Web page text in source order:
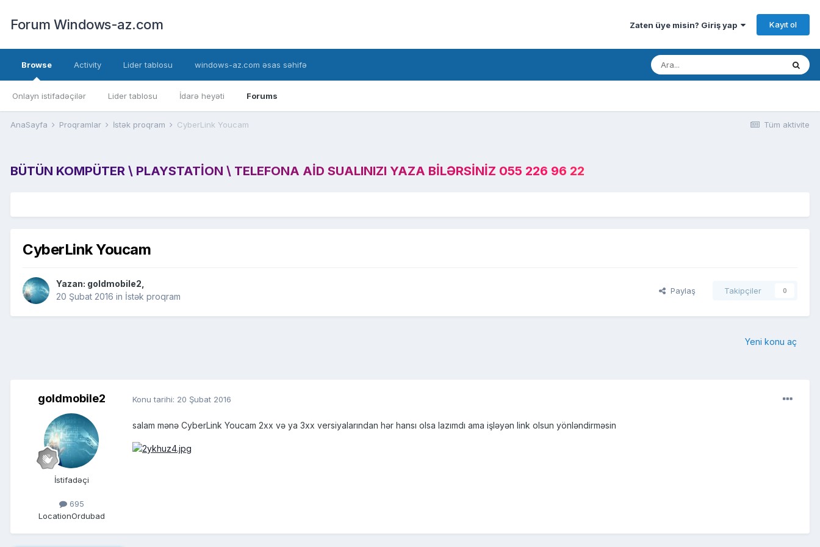
Forum Windows-az.com Zaten üye misin? Giriş yap Kayıt ol
Browse
Onlayn istifadəçilər Lider tablosu İdarə heyəti Forums
Activity Lider tablosu windows-az.com əsas səhifə
Tüm aktivite
AnaSayfa Proqramlar İstək proqram CyberLink Youcam
BÜTÜN KOMPÜTER \ PLAYSTATION \ TELEFONA AID SUALINIZI YAZA BILƏRSINIZ 055 226 96 22
CyberLink Youcam
Yazan: goldmobile2
20 Şubat 2016 in İstək proqram
Paylaş Takipçiler 0
Yeni konu aç
goldmobile2
İstifadəçi
695
LocationOrdubad
Konu tarihi: 20 Şubat 2016
salam mənə CyberLink Youcam 2xx və ya 3xx versiyalarından hər hansı olsa lazımdı ama işləyən link olsun yönləndirməsin